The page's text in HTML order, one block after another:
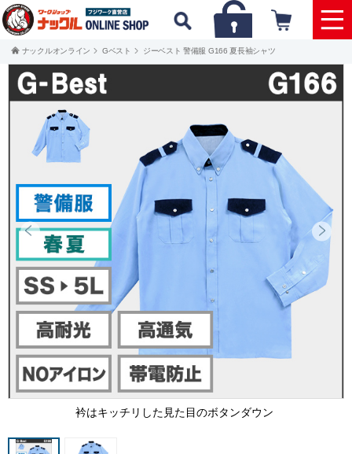
ナックルオンライン Gベスト ジーベスト 警備服 G166 夏長袖シャツ
衿はキッチリした見た目のボタンダウン